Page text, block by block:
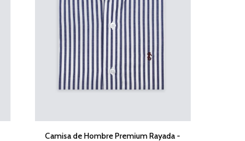
Camisa de Hombre Premium Rayada -